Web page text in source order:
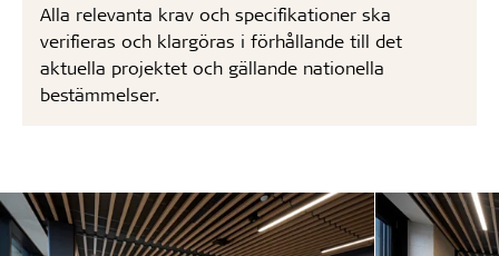
Alla relevanta krav och specifikationer ska
verifieras och klargöras i förhållande till det
aktuella projektet och gällande nationella
bestämmelser.